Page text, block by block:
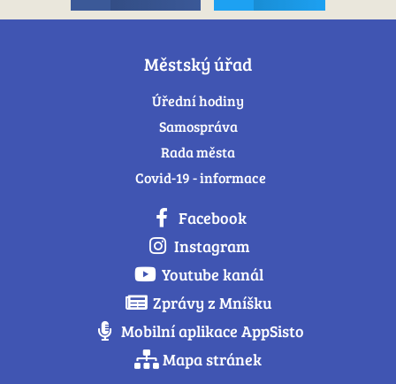
Městský úřad
Úřední hodiny
Samospráva
Rada města
Covid-19 - informace
Facebook
Instagram
Youtube kanál
Zprávy z Mníšku
Mobilní aplikace AppSisto
Mapa stránek